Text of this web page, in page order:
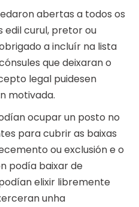
abertas a todos os
edil curul, pretor ou
a incluír na lista
que deixaran o
legal puidesen
motivada.
ocupar un posto no
para cubrir as baixas
ou exclusión e o
podía baixar de
elixir libremente
unha